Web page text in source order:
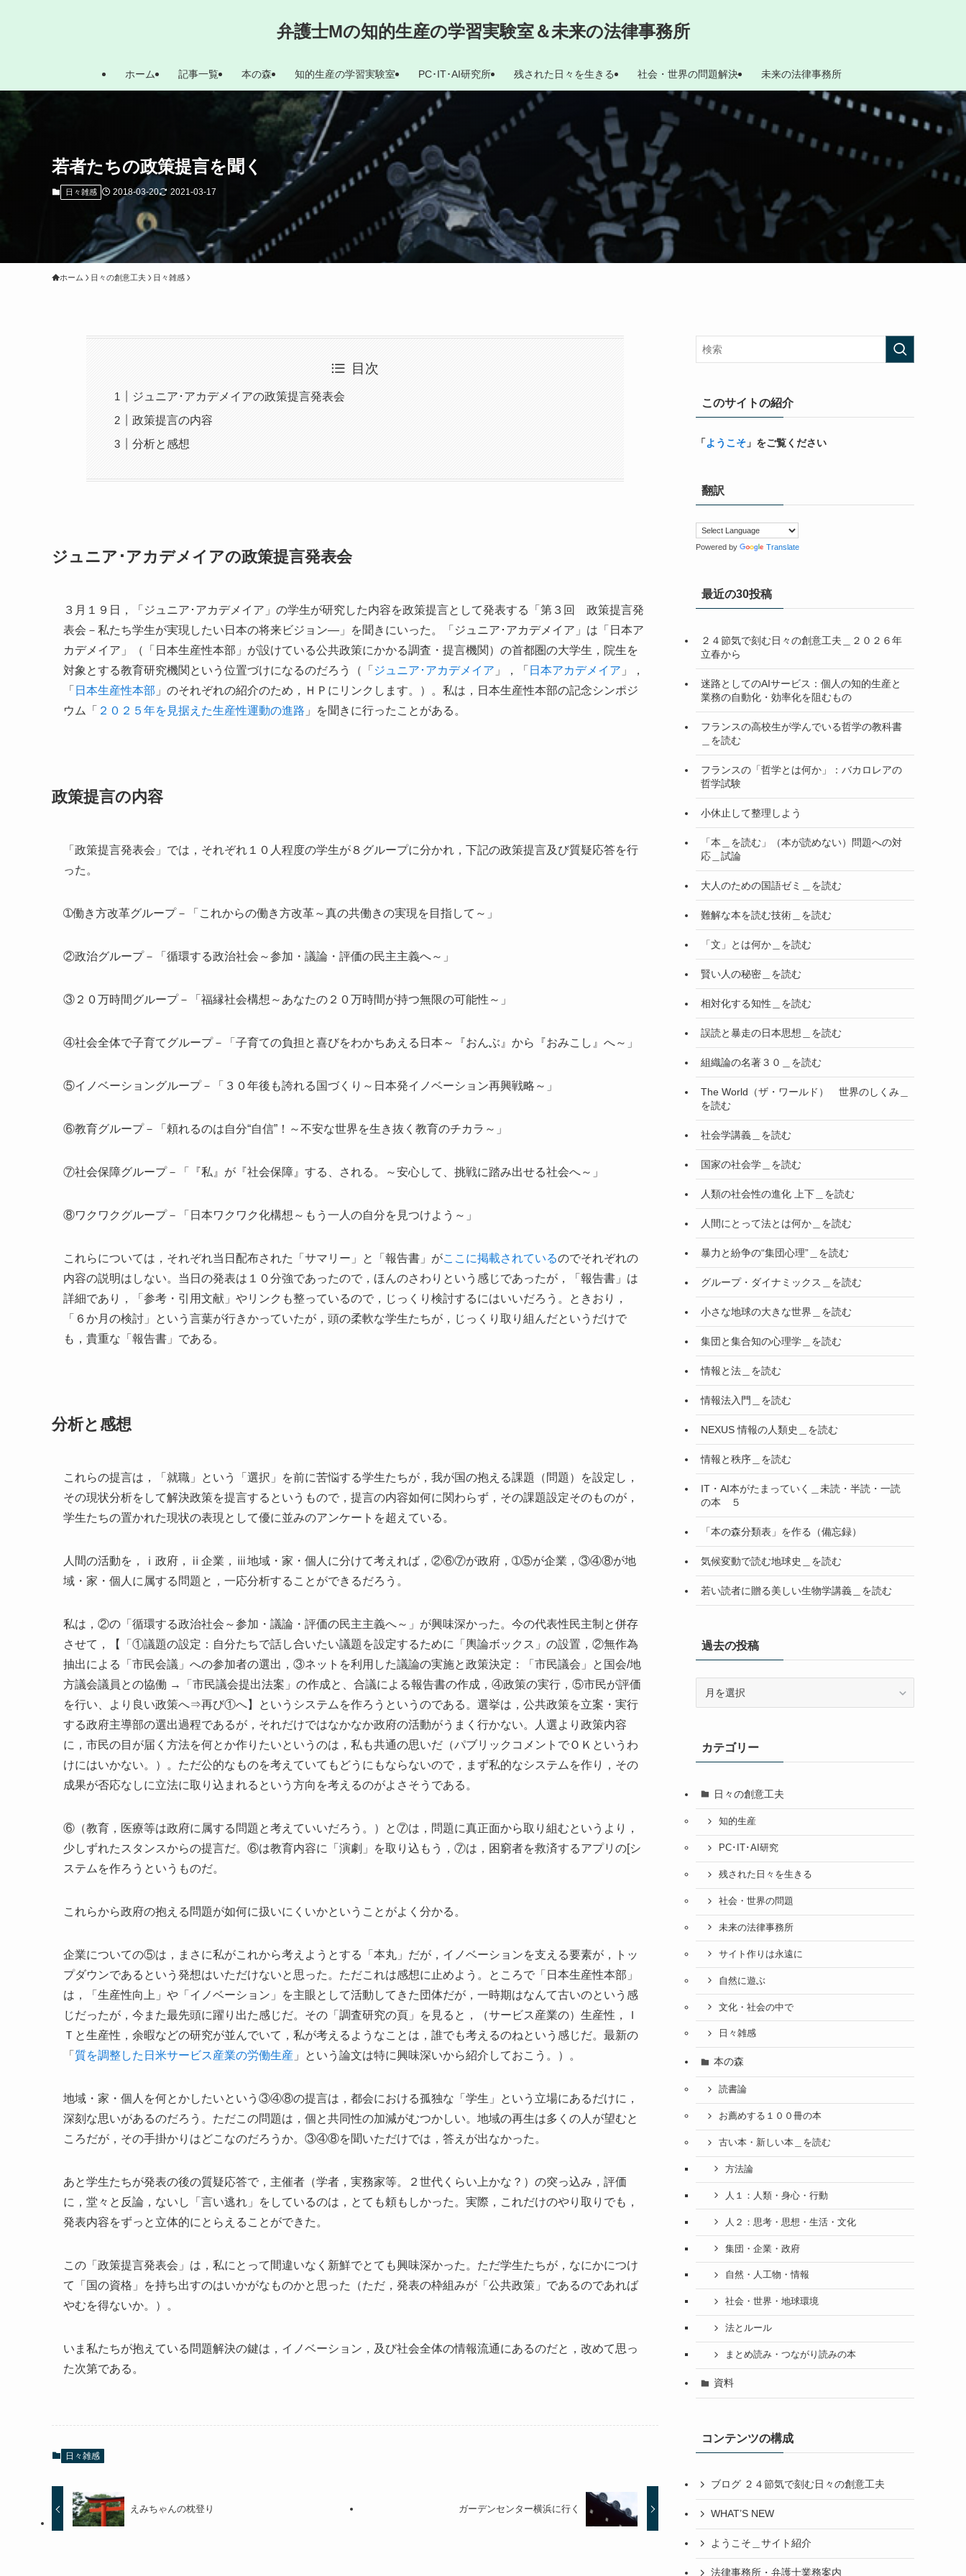
弁護士Mの知的生産の学習実験室＆未来の法律事務所
ホーム 記事一覧 本の森 知的生産の学習実験室 PC･IT･AI研究所 残された日々を生きる 社会・世界の問題解決 未来の法律事務所
若者たちの政策提言を聞く
日々雑感 2018-03-20 2021-03-17
ホーム 日々の創意工夫 日々雑感
目次
ジュニア･アカデメイアの政策提言発表会
政策提言の内容
分析と感想
ジュニア･アカデメイアの政策提言発表会
３月１９日，「ジュニア･アカデメイア」の学生が研究した内容を政策提言として発表する「第３回 政策提言発
表会－私たち学生が実現したい日本の将来ビジョン―」を聞きにいった。「ジュニア･アカデメイア」は「日本ア
カデメイア」（「日本生産性本部」が設けている公共政策にかかる調査・提言機関）の首都圏の大学生，院生を
対象とする教育研究機関という位置づけになるのだろう（「 ジュニア･アカデメイア 」，「 日本アカデメイア 」，
「 日本生産性本部 」のそれぞれの紹介のため，ＨＰにリンクします。）。私は，日本生産性本部の記念シンポジ
ウム「 ２０２５年を見据えた生産性運動の進路 」を聞きに行ったことがある。
政策提言の内容
「政策提言発表会」では，それぞれ１０人程度の学生が８グループに分かれ，下記の政策提言及び質疑応答を行
った。
➀働き方改革グループ－「これからの働き方改革～真の共働きの実現を目指して～」
②政治グループ－「循環する政治社会～参加・議論・評価の民主主義へ～」
③２０万時間グループ－「福縁社会構想～あなたの２０万時間が持つ無限の可能性～」
④社会全体で子育てグループ－「子育ての負担と喜びをわかちあえる日本～『おんぶ』から『おみこし』へ～」
⑤イノベーショングループ－「３０年後も誇れる国づくり～日本発イノベーション再興戦略～」
⑥教育グループ－「頼れるのは自分“自信”！～不安な世界を生き抜く教育のチカラ～」
⑦社会保障グループ－「『私』が『社会保障』する、される。～安心して、挑戦に踏み出せる社会へ～」
⑧ワクワクグループ－「日本ワクワク化構想～もう一人の自分を見つけよう～」
これらについては，それぞれ当日配布された「サマリー」と「報告書」がここに掲載されているのでそれぞれの
内容の説明はしない。当日の発表は１０分強であったので，ほんのさわりという感じであったが，「報告書」は
詳細であり，「参考・引用文献」やリンクも整っているので，じっくり検討するにはいいだろう。ときおり，
「６か月の検討」という言葉が行きかっていたが，頭の柔軟な学生たちが，じっくり取り組んだというだけで
も，貴重な「報告書」である。
分析と感想
これらの提言は，「就職」という「選択」を前に苦悩する学生たちが，我が国の抱える課題（問題）を設定し，
その現状分析をして解決政策を提言するというもので，提言の内容如何に関わらず，その課題設定そのものが，
学生たちの置かれた現状の表現として優に並みのアンケートを超えている。
人間の活動を，ⅰ政府，ⅱ企業，ⅲ地域・家・個人に分けて考えれば，②⑥⑦が政府，➀⑤が企業，③④⑧が地
域・家・個人に属する問題と，一応分析することができるだろう。
私は，②の「循環する政治社会～参加・議論・評価の民主主義へ～」が興味深かった。今の代表性民主制と併存
させて，【「①議題の設定：自分たちで話し合いたい議題を設定するために「輿論ボックス」の設置，②無作為
抽出による「市民会議」への参加者の選出，③ネットを利用した議論の実施と政策決定：「市民議会」と国会/地
方議会議員との協働 →「市民議会提出法案」の作成と、合議による報告書の作成，④政策の実行，⑤市民が評価
を行い、より良い政策へ⇒再び①へ】というシステムを作ろうというのである。選挙は，公共政策を立案・実行
する政府主導部の選出過程であるが，それだけではなかなか政府の活動がうまく行かない。人選より政策内容
に，市民の目が届く方法を何とか作りたいというのは，私も共通の思いだ（パブリックコメントでＯＫというわ
けにはいかない。）。ただ公的なものを考えていてもどうにもならないので，まず私的なシステムを作り，その
成果が否応なしに立法に取り込まれるという方向を考えるのがよさそうである。
⑥（教育，医療等は政府に属する問題と考えていいだろう。）と⑦は，問題に真正面から取り組むというより，
少しずれたスタンスからの提言だ。⑥は教育内容に「演劇」を取り込もう，⑦は，困窮者を救済するアプリの[シ
ステムを作ろうというものだ。
これらから政府の抱える問題が如何に扱いにくいかということがよく分かる。
企業についての⑤は，まさに私がこれから考えようとする「本丸」だが，イノベーションを支える要素が，トッ
プダウンであるという発想はいただけないと思った。ただこれは感想に止めよう。ところで「日本生産性本部」
は，「生産性向上」や「イノベーション」を主眼として活動してきた団体だが，一時期はなんて古いのという感
じだったが，今また最先頭に躍り出た感じだ。その「調査研究の頁」を見ると，（サービス産業の）生産性，Ｉ
Ｔと生産性，余暇などの研究が並んでいて，私が考えるようなことは，誰でも考えるのねという感じだ。最新の
「 質を調整した日米サービス産業の労働生産 」という論文は特に興味深いから紹介しておこう。）。
地域・家・個人を何とかしたいという③④⑧の提言は，都会における孤独な「学生」という立場にあるだけに，
深刻な思いがあるのだろう。ただこの問題は，個と共同性の加減がむつかしい。地域の再生は多くの人が望むと
ころだが，その手掛かりはどこなのだろうか。③④⑧を聞いただけでは，答えが出なかった。
あと学生たちが発表の後の質疑応答で，主催者（学者，実務家等。２世代くらい上かな？）の突っ込み，評価
に，堂々と反論，ないし「言い逃れ」をしているのは，とても頼もしかった。実際，これだけのやり取りでも，
発表内容をずっと立体的にとらえることができた。
この「政策提言発表会」は，私にとって間違いなく新鮮でとても興味深かった。ただ学生たちが，なにかにつけ
て「国の資格」を持ち出すのはいかがなものかと思った（ただ，発表の枠組みが「公共政策」であるのであれば
やむを得ないか。）。
いま私たちが抱えている問題解決の鍵は，イノベーション，及び社会全体の情報流通にあるのだと，改めて思っ
た次第である。
日々雑感
えみちゃんの枕登り ガーデンセンター横浜に行く
このサイトの紹介
「ようこそ 」をご覧ください
翻訳
Powered by Translate
最近の30投稿
２４節気で刻む日々の創意工夫＿２０２６年
立春から
迷路としてのAIサービス：個人の知的生産と
業務の自動化・効率化を阻むもの
フランスの高校生が学んでいる哲学の教科書
＿を読む
フランスの「哲学とは何か」：バカロレアの
哲学試験
小休止して整理しよう
「本＿を読む」（本が読めない）問題への対
応＿試論
大人のための国語ゼミ＿を読む
難解な本を読む技術＿を読む
「文」とは何か＿を読む
賢い人の秘密＿を読む
相対化する知性＿を読む
誤読と暴走の日本思想＿を読む
組織論の名著３０＿を読む
The World（ザ・ワールド） 世界のしくみ＿
を読む
社会学講義＿を読む
国家の社会学＿を読む
人類の社会性の進化 上下＿を読む
人間にとって法とは何か＿を読む
暴力と紛争の“集団心理”＿を読む
グループ・ダイナミックス＿を読む
小さな地球の大きな世界＿を読む
集団と集合知の心理学＿を読む
情報と法＿を読む
情報法入門＿を読む
NEXUS 情報の人類史＿を読む
情報と秩序＿を読む
IT・AI本がたまっていく＿未読・半読・一読
の本 ５
「本の森分類表」を作る（備忘録）
気候変動で読む地球史＿を読む
若い読者に贈る美しい生物学講義＿を読む
過去の投稿
稿カテゴリー
日々の創意工夫
知的生産
PC･IT･AI研究
残された日々を生きる
社会・世界の問題
未来の法律事務所
サイト作りは永遠に
自然に遊ぶ
文化・社会の中で
日々雑感
本の森
読書論
お薦めする１００冊の本
古い本・新しい本＿を読む
方法論
人１：人類・身心・行動
人２：思考・思想・生活・文化
集団・企業・政府
自然・人工物・情報
社会・世界・地球環境
法とルール
まとめ読み・つながり読みの本
資料
コンテンツの構成
ブログ ２４節気で刻む日々の創意工夫
WHAT’S NEW
ようこそ＿サイト紹介
法律事務所・弁護士業務案内